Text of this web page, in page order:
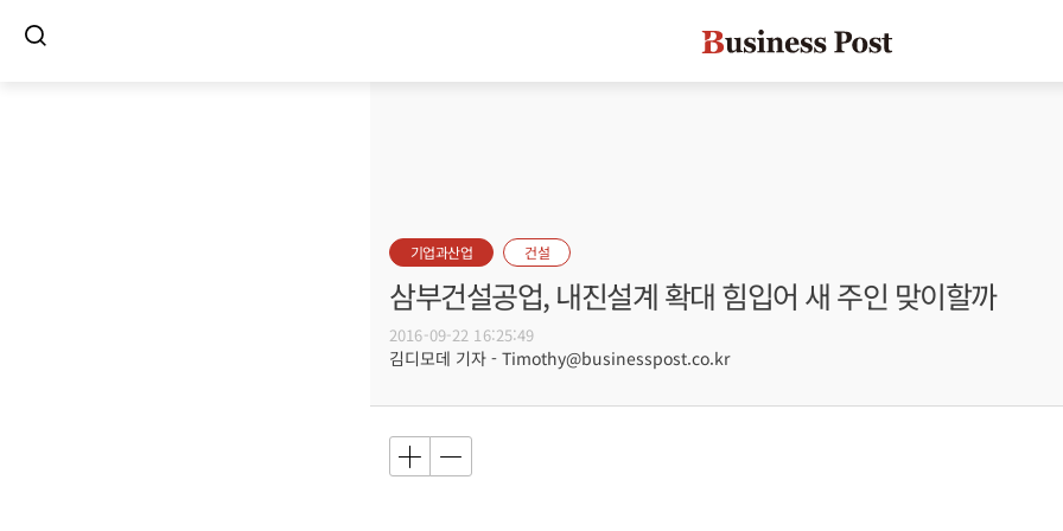
기업과산업 건설
삼부건설공업, 내진설계 확대 힘입어 새 주인 맞이할까
2016-09-22 16:25:49
김디모데 기자 - Timothy@businesspost.co.kr